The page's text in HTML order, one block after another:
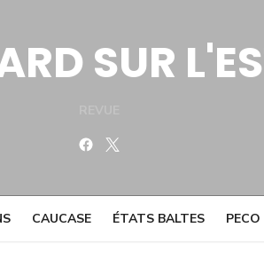
SUR
Facebook
CAUCASE ÉTATS BALTES PECO